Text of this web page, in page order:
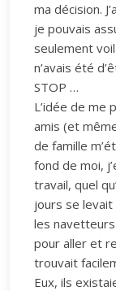
ma décision.
je pouvais
seulement
n’avais été
STOP …
L’idée de
amis (et
de famille
fond de moi,
travail, quel
jours se levait
les
pour aller et
trouvait
Eux, ils